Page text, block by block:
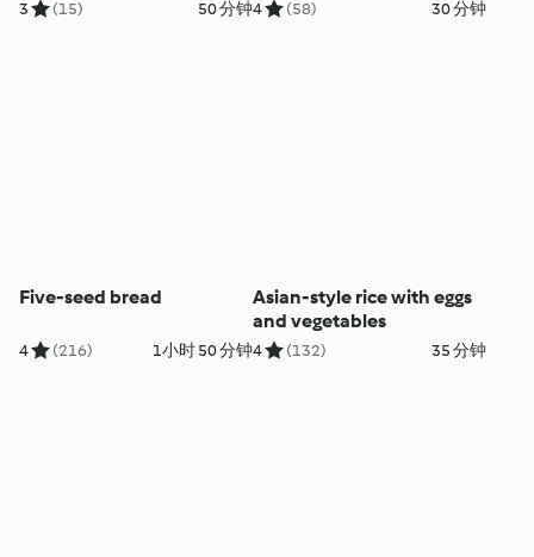
3 (15) 50 分钟4 (58) 30 分钟
Five-seed bread
4 (216) 1小时 50 分钟
Asian-style rice with eggs
and vegetables
4 (132) 35 分钟